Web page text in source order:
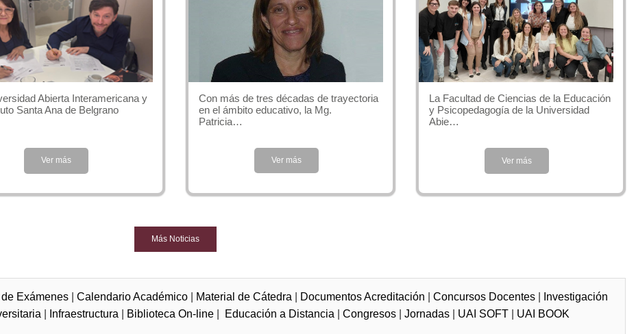
Abierta Interamericana y
Santa Ana de Belgrano
Ver más
Con más de tres décadas de trayectoria
en el ámbito educativo, la Mg.
Patricia…
Ver más
La Facultad de Ciencias de la Educación
y Psicopedagogía de la Universidad
Abie…
Ver más
Más Noticias
Exámenes |Calendario Académico Material de Cátedra Documentos Acreditación |Concursos Docentes
Investigación
Infraestructura Biblioteca On-line Educación a Distancia |Congresos |Jornadas UAI SOFT UAI BOOK